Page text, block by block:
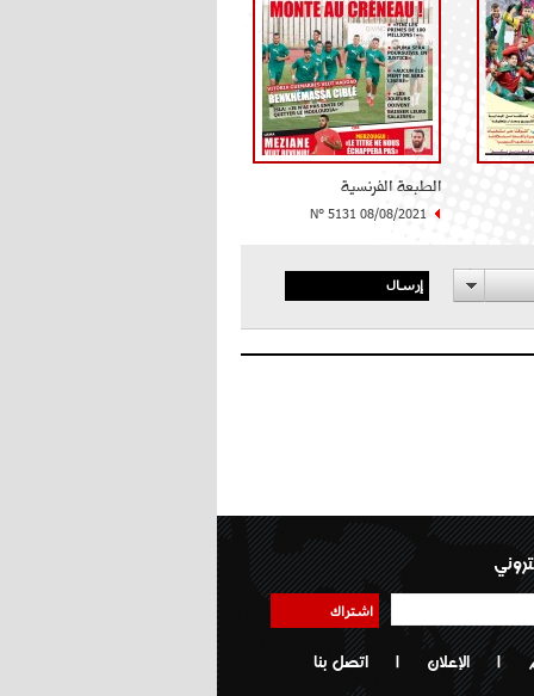
الطبعة الفرنسية
N° 5131 08/08/2021
إرسال
اشتراك
| الإعلان | اتصل بنا